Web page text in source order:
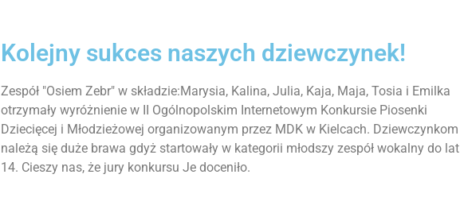
Kolejny sukces naszych dziewczynek!
Zespół "Osiem Zebr" w składzie:Marysia, Kalina, Julia, Kaja, Maja, Tosia i Emilka
otrzymały wyróżnienie w II Ogólnopolskim Internetowym Konkursie Piosenki
Dziecięcej i Młodzieżowej organizowanym przez MDK w Kielcach. Dziewczynkom
należą się duże brawa gdyż startowały w kategorii młodszy zespół wokalny do lat
14. Cieszy nas, że jury konkursu Je doceniło.